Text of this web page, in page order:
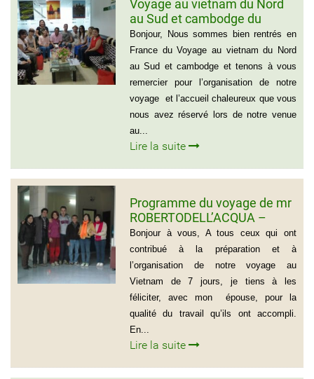
Voyage au vietnam du Nord
au Sud et cambodge du
groupe de Emilie CHAU – 6
personnes (21 jours)
Bonjour, Nous sommes bien rentrés en
France du Voyage au vietnam du Nord
au Sud et cambodge et tenons à vous
remercier pour l’organisation de notre
voyage et l’accueil chaleureux que vous
nous avez réservé lors de notre venue
au...
Lire la suite
Programme du voyage de mr
ROBERTODELL’ACQUA –
ITALIA
Bonjour à vous, A tous ceux qui ont
contribué à la préparation et à
l’organisation de notre voyage au
Vietnam de 7 jours, je tiens à les
féliciter, avec mon épouse, pour la
qualité du travail qu’ils ont accompli.
En...
Lire la suite